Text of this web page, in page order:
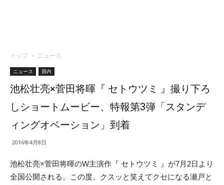
トップ ニュース
ニュース 国内
池松壮亮×菅田将暉『 セトウツミ 』撮り下ろ
しショートムービー、特報第3弾「スタンデ
ィングオベーション」到着
2016年4月8日
池松壮亮×菅田将暉のW主演作『 セトウツミ 』が7月2日より
全国公開される。この度、クスッと笑えてクセになる瀬戸と